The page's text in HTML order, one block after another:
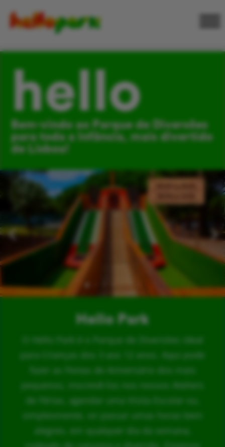
hello
Bem-vindo ao Parque de Diversões
para toda a Infância, mais divertido
de Lisboa!
Hello Park
O Hello Park é o Parque de Diversões ideal
para Crianças dos 3 aos 12 anos. Aqui pode
fazer as Festas de Aniversário dos mais
pequenos, inscrevê-los nos nossos Ateliers
de Férias, agendar uma Visita Escolar ou,
simplesmente, vir passar umas horas bem
alegres, em qualquer dia da semana,